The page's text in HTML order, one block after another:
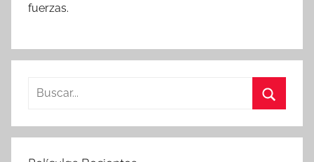
fuerzas.
s
u